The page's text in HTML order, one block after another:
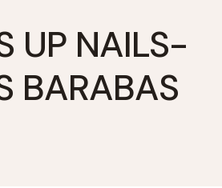
UP NAILS-
BARABAS